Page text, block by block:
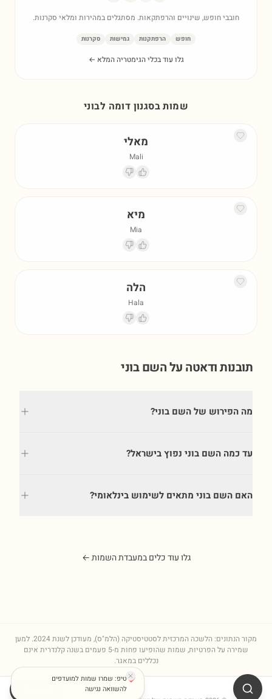
חובבי חופש, שינויים והרפתקאות. מסתגלים במהירות ומלאי סקרנות.
חופש הרפתקנות גמישות סקרנות
גלו עוד בכלי הגימטריה המלא ←
שמות בסגנון דומה לבוני
מאלי
Mali
מיא
Mia
הלה
Hala
תובנות ודאטה על השםבוני
מה הפירוש של השם בוני?
עד כמה השם בוני נפוץ בישראל?
האם השם בוני מתאים לשימוש בינלאומי?
גלו עוד כלים במעבדת השמות ←
מקור הנתונים: הלשכה המרכזית לסטטיסטיקה (הלמ"ס), מעודכן לשנת2024. למען
שמירה על הפרטיות, שמות שהופיעו פחות מ-5 פעמים בשנה קלנדרית אינם
נכללים במאגר.
טיפ: שמרו שמות למועדפים
להשוואה נגישה